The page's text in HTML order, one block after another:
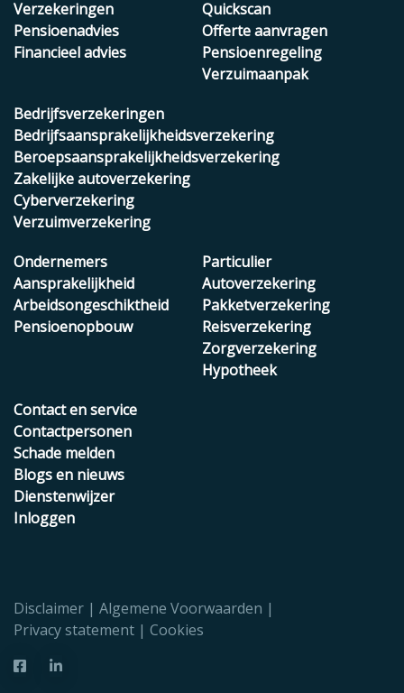
Verzekeringen
Pensioenadvies
Financieel advies
Quickscan
Offerte aanvragen
Pensioenregeling
Verzuimaanpak
Bedrijfsverzekeringen
Bedrijfsaansprakelijkheidsverzekering
Beroepsaansprakelijkheidsverzekering
Zakelijke autoverzekering
Cyberverzekering
Verzuimverzekering
Ondernemers
Aansprakelijkheid
Arbeidsongeschiktheid
Pensioenopbouw
Particulier
Autoverzekering
Pakketverzekering
Reisverzekering
Zorgverzekering
Hypotheek
Contact en service
Contactpersonen
Schade melden
Blogs en nieuws
Dienstenwijzer
Inloggen
Disclaimer
Algemene Voorwaarden
Privacy statement
Cookies